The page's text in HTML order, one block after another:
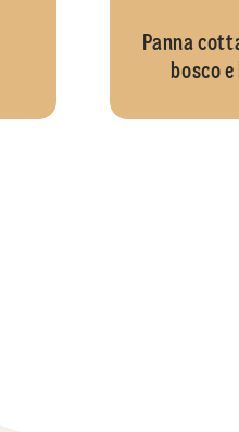
Panna
bosco